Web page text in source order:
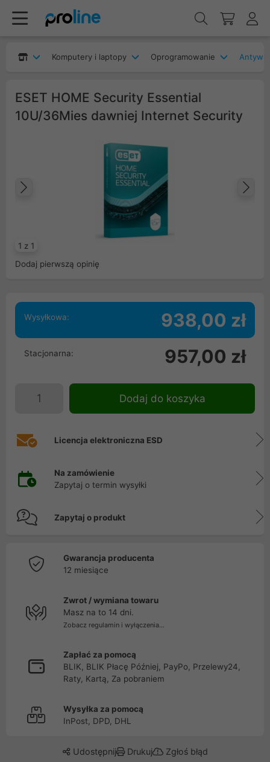
Komputery i laptopy Oprogramowanie
ESET HOME Security Essential
10U/36Mies dawniej Internet Security
1 z 1
Poprzedni
Dodaj pierwszą opinię
Wysyłkowa: 938,00 zł
Stacjonarna: 957,00 zł
Dodaj do koszyka
Licencja elektroniczna ESD
Na zamówienie
Zapytaj o termin wysyłki
Zapytaj o produkt
Gwarancja producenta
12 miesiące
Zwrot / wymiana towaru
Masz na to 14 dni.
Zobacz regulamin i wyłączenia...
Zapłać za pomocą
BLIK, BLIK Płacę Później, PayPo, Przelewy24,
Raty, Kartą, Za pobraniem
Wysyłka za pomocą
InPost, DPD, DHL
Udostępnij Drukuj Zgłoś błąd